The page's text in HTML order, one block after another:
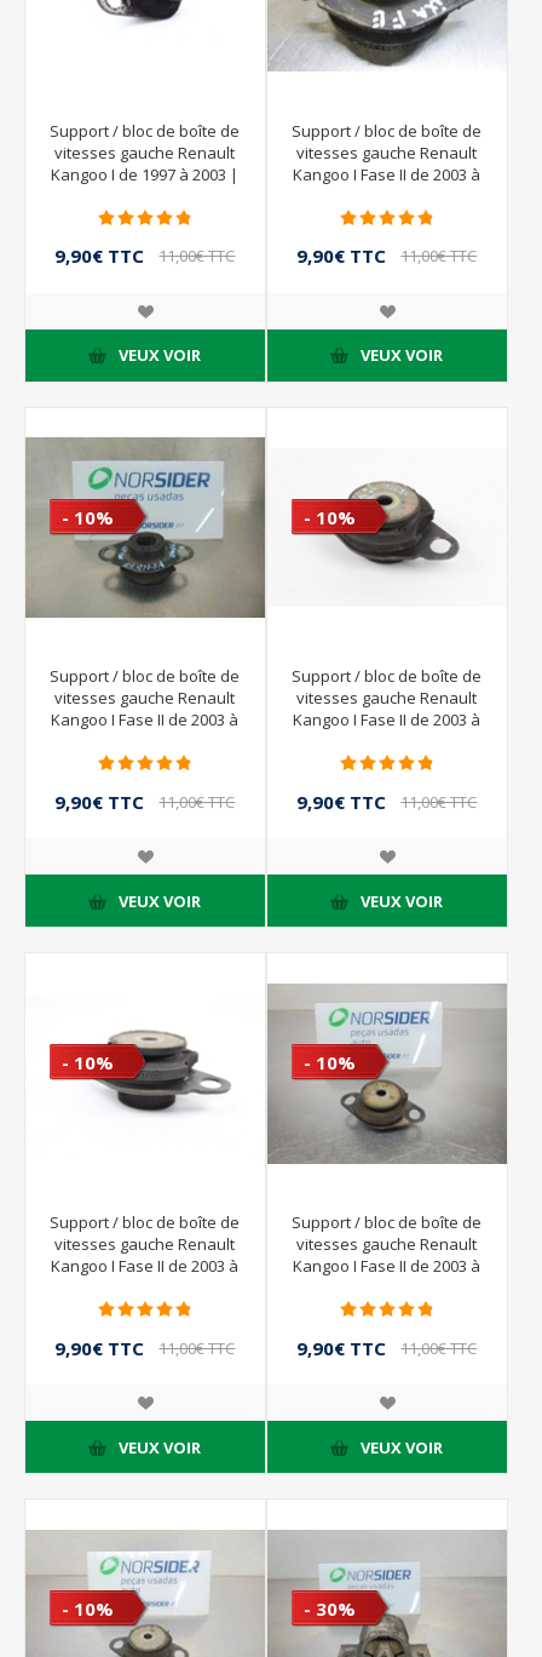
Support / bloc de boîte de
vitesses gauche Renault
Kangoo I de 1997 à 2003 |
9,90€ TTC 11,00€ TTC
VEUX VOIR
Support / bloc de boîte de
vitesses gauche Renault
Kangoo I Fase II de 2003 à
9,90€ TTC 11,00€ TTC
VEUX VOIR
- 10%
Support / bloc de boîte de
vitesses gauche Renault
Kangoo I Fase II de 2003 à
9,90€ TTC 11,00€ TTC
VEUX VOIR
- 10%
Support / bloc de boîte de
vitesses gauche Renault
Kangoo I Fase II de 2003 à
9,90€ TTC 11,00€ TTC
VEUX VOIR
- 10%
Support / bloc de boîte de
vitesses gauche Renault
Kangoo I Fase II de 2003 à
9,90€ TTC 11,00€ TTC
VEUX VOIR
- 10%
Support / bloc de boîte de
vitesses gauche Renault
Kangoo I Fase II de 2003 à
9,90€ TTC 11,00€ TTC
VEUX VOIR
- 10% - 30%